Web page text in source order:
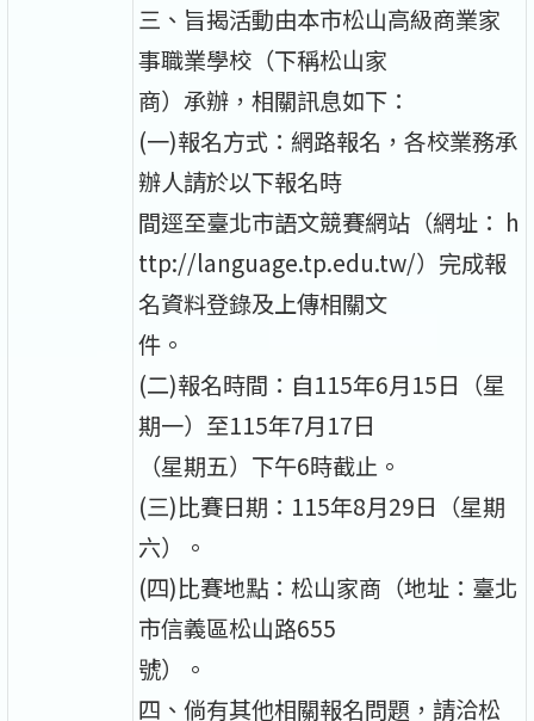
三、旨揭活動由本市松山高級商業家
事職業學校（下稱松山家
商）承辦，相關訊息如下：
(一)報名方式：網路報名，各校業務承
辦人請於以下報名時
間逕至臺北市語文競賽網站（網址： h
ttp://language.tp.edu.tw/）完成報
名資料登錄及上傳相關文
件。
(二)報名時間：自115年6月15日（星
期一）至115年7月17日
（星期五）下午6時截止。
(三)比賽日期：115年8月29日（星期
六）。
(四)比賽地點：松山家商（地址：臺北
市信義區松山路655
號）。
四、倘有其他相關報名問題，請洽松